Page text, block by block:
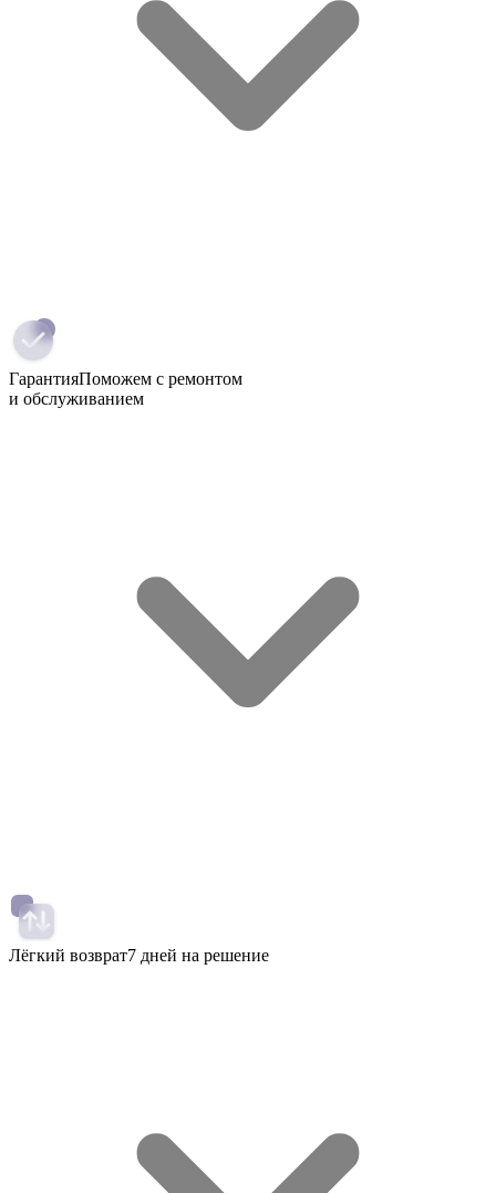
ГарантияПоможем с ремонтом
и обслуживанием
Лёгкий возврат7 дней на решение